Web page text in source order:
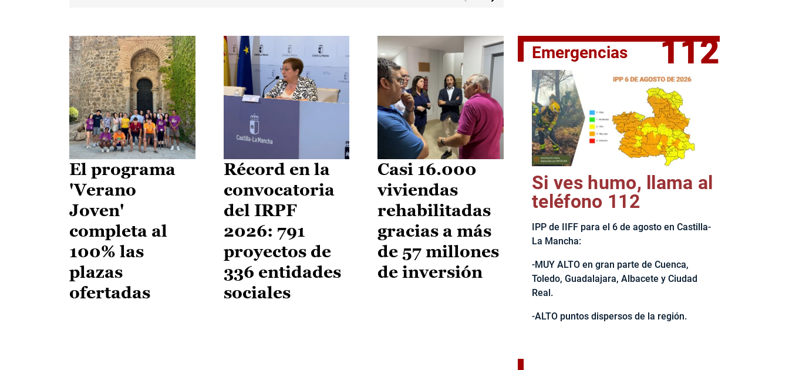
El jefe del Ejecutivo castellanomanchego, Emiliano García-
El programa
'Verano
Joven'
completa al
100% las
plazas
ofertadas
Récord en la
convocatoria
del IRPF
2026: 791
proyectos de
336 entidades
sociales
Casi 16.000
viviendas
rehabilitadas
gracias a más
de 57 millones
de inversión
Emergencias 112
Si ves humo, llama al
teléfono 112
IPP de IIFF para el 6 de agosto en Castilla-
La Mancha:
-MUY ALTO en gran parte de Cuenca,
Toledo, Guadalajara, Albacete y Ciudad
Real.
-ALTO puntos dispersos de la región.